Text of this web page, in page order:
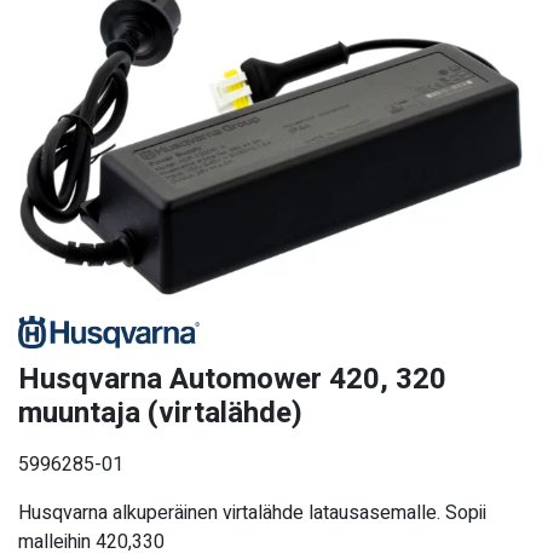
Husqvarna Automower 420, 320
muuntaja (virtalähde)
5996285-01
Husqvarna alkuperäinen virtalähde latausasemalle. Sopii
malleihin 420,330